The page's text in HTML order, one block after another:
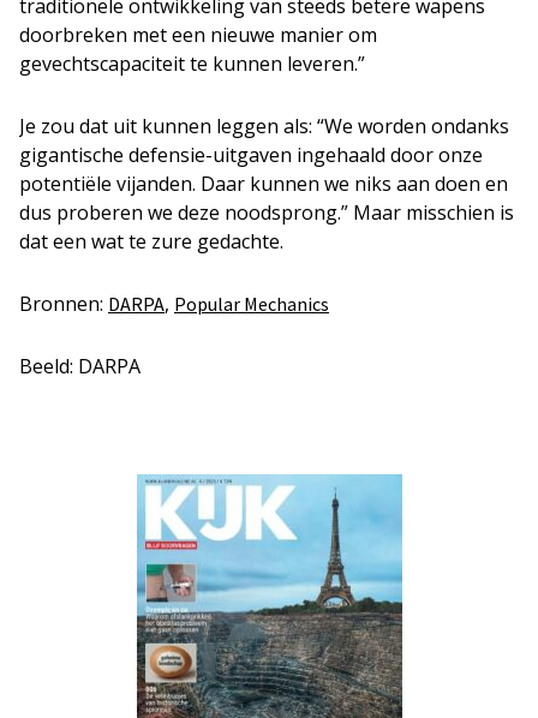
traditionele ontwikkeling van steeds betere wapens
doorbreken met een nieuwe manier om
gevechtscapaciteit te kunnen leveren.”
Je zou dat uit kunnen leggen als: “We worden ondanks
gigantische defensie-uitgaven ingehaald door onze
potentiële vijanden. Daar kunnen we niks aan doen en
dus proberen we deze noodsprong.” Maar misschien is
dat een wat te zure gedachte.
Bronnen: DARPA, Popular Mechanics
Beeld: DARPA